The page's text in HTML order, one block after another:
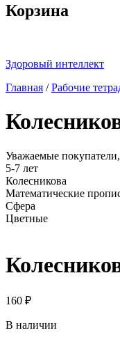
Корзина
Здоровый интеллект
Главная /Рабочие
Уважаемые
5-7 лет
Колесникова
Математические
Сфера
Цветные
160 ₽
В наличии